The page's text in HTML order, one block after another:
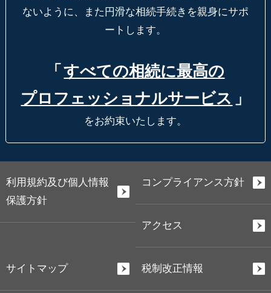
ないように、
また円滑な相続手続きを親身にサポ
ートします。
「 すべての相続に最高の
プロフェッショナルサービス 」
をお約束いたします。
利用規約及び個人情報
保護方針
コンプライアンス方針
アクセス
サイトマップ 税制改正情報